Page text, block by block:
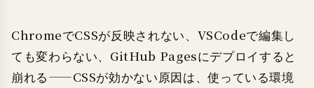
ChromeでCSSが反映されない、VSCodeで編集し
ても変わらない、GitHub Pagesにデプロイすると
崩れる——CSSが効かない原因は、使っている環境